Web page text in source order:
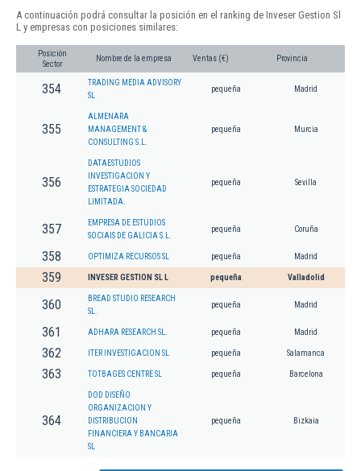
A continuación podrá consultar la posición en el ranking de Inveser Gestion Sl
L y empresas con posiciones similares:
Posición
Sector
Nombre de la empresa Ventas (€) Provincia
354
TRADING MEDIA ADVISORY
SL
pequeña Madrid
355
ALMENARA
MANAGEMENT &
CONSULTING S.L.
pequeña Murcia
356
DATAESTUDIOS
INVESTIGACION Y
ESTRATEGIA SOCIEDAD
LIMITADA.
pequeña Sevilla
357
EMPRESA DE ESTUDIOS
SOCIAIS DE GALICIA S.L.
pequeña Coruña
358 OPTIMIZA RECURSOS SL pequeña Madrid
359 INVESER GESTION SL L pequeña Valladolid
360
BREAD STUDIO RESEARCH
SL.
pequeña Madrid
361 ADHARA RESEARCH SL. pequeña Madrid
362 ITER INVESTIGACION SL pequeña Salamanca
363 TOTBAGES CENTRE SL pequeña Barcelona
364
DOD DISEÑO
ORGANIZACION Y
DISTRIBUCION
FINANCIERA Y BANCARIA
SL
pequeña Bizkaia